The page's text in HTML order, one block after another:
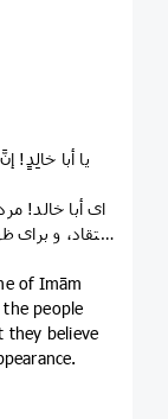
یا أبا خالِدٍ!
ای أبا خالد!
اعتقاد، و
of Imām
people
they believe